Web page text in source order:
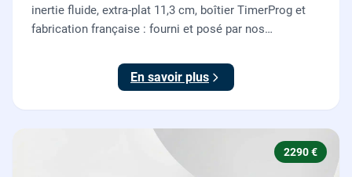
inertie fluide, extra-plat 11,3 cm, boîtier TimerProg et
fabrication française : fourni et posé par nos
En savoir plus
2290 €